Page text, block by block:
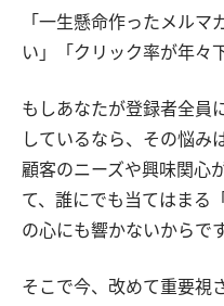
「一生懸命作ったメルマ
い」「クリック率が年々
もしあなたが登録者全員
しているなら、その悩み
顧客のニーズや興味関心
て、誰にでも当てはまる
の心にも響かないからです
そこで今、改めて重要視